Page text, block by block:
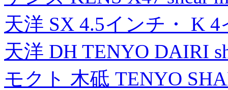
天洋 SX 4.5インチ・ K
天洋 DH TENYO DAIRI
モクト 木砥 TENYO